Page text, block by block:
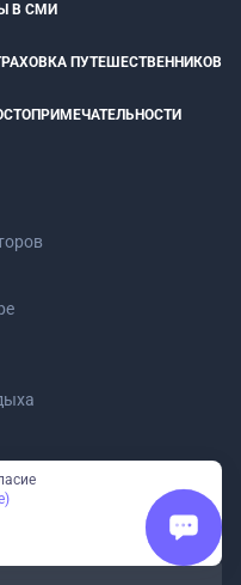
В СМИ
ПУТЕШЕСТВЕННИКОВ